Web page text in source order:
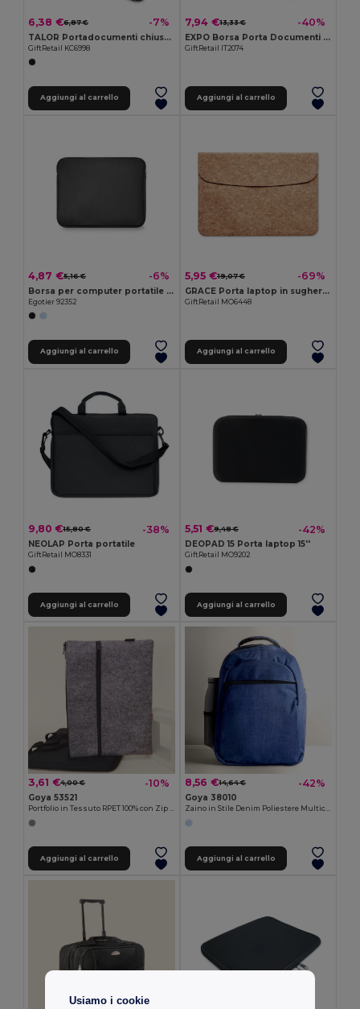
6,38 €6,87 € -7%
TALOR Portadocumenti chiusura a zip
GiftRetail KC6998
Aggiungi al carrello
7,94 €13,33 € -40%
EXPO Borsa Porta Documenti Elegante e Resistente
GiftRetail IT2074
Aggiungi al carrello
4,87 €5,16 € -6%
Borsa per computer portatile fino a 15
Egotier 92352
Aggiungi al carrello
5,95 €19,07 € -69%
GRACE Porta laptop in sughero con pat
GiftRetail MO6448
Aggiungi al carrello
9,80 €15,80 € -38%
NEOLAP Porta portatile
GiftRetail MO8331
Aggiungi al carrello
5,51 €9,48 € -42%
DEOPAD 15 Porta laptop 15''
GiftRetail MO9202
Aggiungi al carrello
3,61 €4,00 € -10%
Goya 53521
Portfolio in Tessuto RPET 100% con Zip EDDIE
Aggiungi al carrello
8,56 €14,64 € -42%
Goya 38010
Zaino in Stile Denim Poliestere Multicolore BITONE
Aggiungi al carrello
Usiamo i cookie